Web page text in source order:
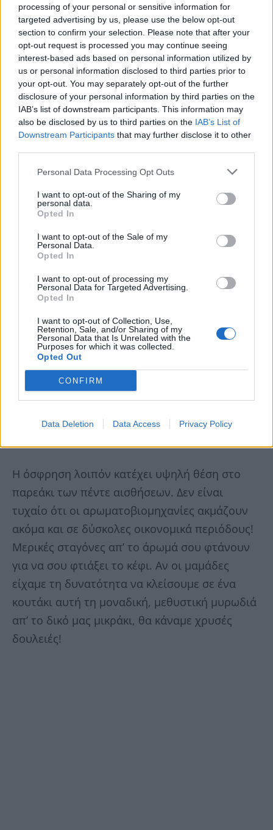
processing of your personal or sensitive information for
targeted advertising by us, please use the below opt-out
section to confirm your selection. Please note that after your
opt-out request is processed you may continue seeing
interest-based ads based on personal information utilized by
us or personal information disclosed to third parties prior to
your opt-out. You may separately opt-out of the further
disclosure of your personal information by third parties on the
IAB’s list of downstream participants. This information may
also be disclosed by us to third parties on the IAB’s List of
Downstream Participants that may further disclose it to other
Personal Data Processing Opt Outs
I want to opt-out of the Sharing of my
personal data.
Opted In
I want to opt-out of the Sale of my
Personal Data.
Opted In
I want to opt-out of processing my
Personal Data for Targeted Advertising.
Opted In
I want to opt-out of Collection, Use,
Retention, Sale, and/or Sharing of my
Personal Data that Is Unrelated with the
Purposes for which it was collected.
Opted Out
CONFIRM
Data Deletion Data Access Privacy Policy
Η όσφρηση και η γεύση είναι χημικές αισθήσεις
μιας και σε αντίθεση με τις υπόλοιπες τρεις
που έχουν συγκεκριμένα, απτά, ορατά
πληροφοριοδότες τους αόρατες χημικές
ουσίες. Οι τελευταίες, όταν γίνουν αντιληπτές
απ’ τις δύο συγκεκριμένες αισθήσεις, τους
γίνεται σπέσιαλ υποδοχή και μεταδίδονται
στον εγκέφαλο τέτοια σήματα που εκείνο
ανταπαντάει με ένα τσουνάμι οργανικών και
Η όσφρηση λοιπόν κατέχει υψηλή θέση στο
παρεάκι των πέντε αισθήσεων. Δεν είναι
τυχαίο ότι οι αρωματοβιομηχανίες ακμάζουν
ακόμα και σε δύσκολες οικονομικά περιόδους!
Μερικές σταγόνες απ’ το άρωμά σου φτάνουν
για να σου φτιάξει το κέφι. Αν οι μαμάδες
είχαμε τη δυνατότητα να κλείσουμε σε ένα
κουτάκι αυτή τη μοναδική, μεθυστική μυρωδιά
απ’ το δικό μας μικράκι, θα κάναμε χρυσές
δουλειές!